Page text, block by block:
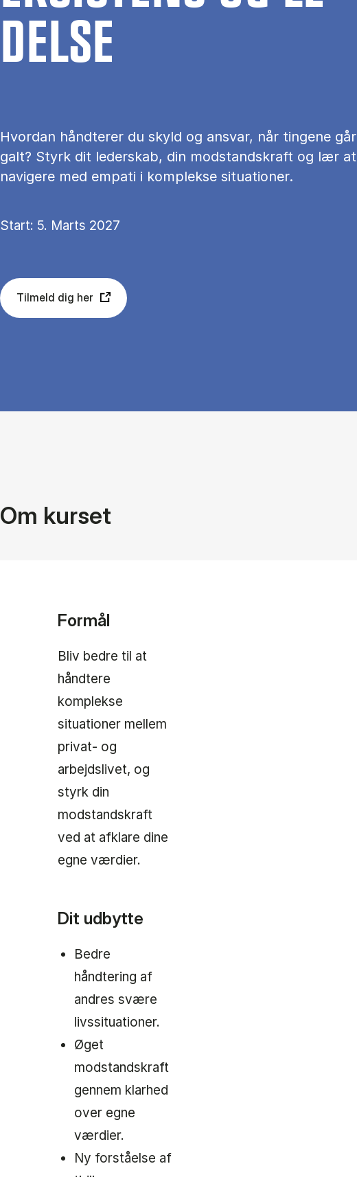
DEL­SE
Hvordan håndterer du skyld og ansvar, når tingene går
galt? Styrk dit lederskab, din modstandskraft og lær at
navigere med empati i komplekse situationer.
Start: 5. Marts 2027
Tilmeld dig her
Om kurset
Formål
Bliv bedre til at
håndtere
komplekse
situationer mellem
privat- og
arbejdslivet, og
styrk din
modstandskraft
ved at afklare dine
egne værdier.
Dit udbytte
Bedre
håndtering af
andres svære
livssituationer.
Øget
modstandskraft
gennem klarhed
over egne
værdier.
Ny forståelse af